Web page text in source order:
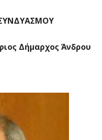
Δήμαρχος Άνδρου